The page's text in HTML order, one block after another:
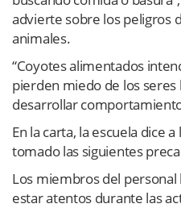
advierte sobre los peligros
animales.
“Coyotes alimentados
pierden miedo de los
desarrollar
En la carta, la escuela dice
tomado las siguientes
Los miembros del
estar atentos durante las